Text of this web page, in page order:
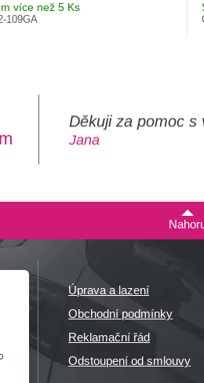
více než 5 Ks
109GA
Děkuji za pomoc s
Jana
Úprava a lazení
Obchodní podmínky
Reklamační řád
Odstoupení od smlouvy